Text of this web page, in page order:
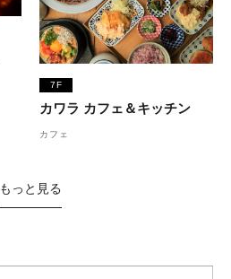
7F
カワラ カフェ＆キッチン
カフェ
もっと見る